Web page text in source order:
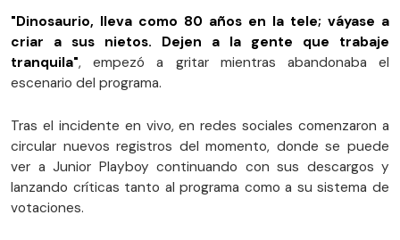
"Dinosaurio, lleva como 80 años en la tele; váyase a
criar a sus nietos. Dejen a la gente que trabaje
tranquila", empezó a gritar mientras abandonaba el
escenario del programa.
Tras el incidente en vivo, en redes sociales comenzaron a
circular nuevos registros del momento, donde se puede
ver a Junior Playboy continuando con sus descargos y
lanzando críticas tanto al programa como a su sistema de
votaciones.